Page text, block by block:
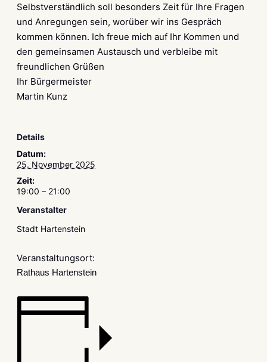
Selbstverständlich soll besonders Zeit für Ihre Fragen
und Anregungen sein, worüber wir ins Gespräch
kommen können. Ich freue mich auf Ihr Kommen und
den gemeinsamen Austausch und verbleibe mit
freundlichen Grüßen
Ihr Bürgermeister
Martin Kunz
Details
Datum:
25. November 2025
Zeit:
19:00 – 21:00
Veranstalter
Stadt Hartenstein
Veranstaltungsort:
Rathaus Hartenstein